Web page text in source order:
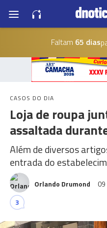
Faltam 65 dias
CASOS DO DIA
Loja de roupa
assaltada
Além de diversos
entrada do
Orlando Drumond
3